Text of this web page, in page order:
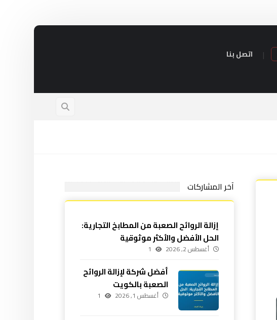
اتصل بنا
آخر المشاركات
إزالة الروائح الصعبة من المطابخ التجارية:
الحل الأفضل والأكثر موثوقية
أغسطس 2, 2026 1
أفضل شركة لإزالة الروائح
الصعبة بالكويت
أغسطس 1, 2026 1